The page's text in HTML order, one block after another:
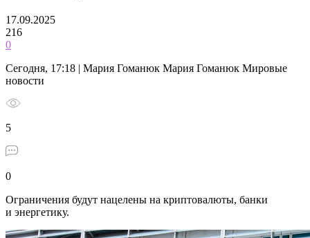
17.09.2025
216
0
Сегодня, 17:18 | Мария Гоманюк Мария Гоманюк Мировые
новости
5
0
Ограничения будут нацелены на криптовалюты, банки
и энергетику.